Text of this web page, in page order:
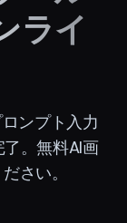
ライ
ンプト入力
。無料AI画
さい。